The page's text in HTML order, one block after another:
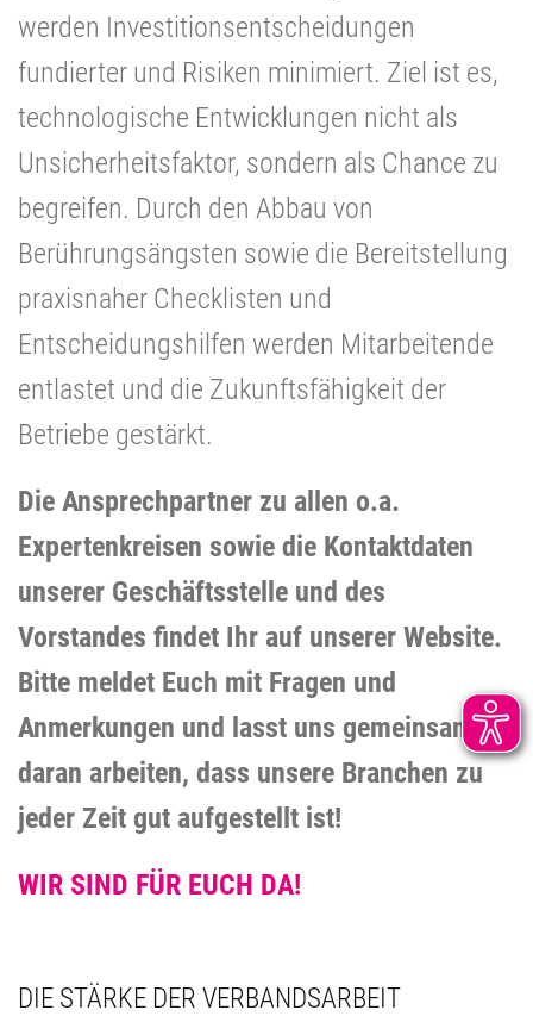
werden Investitionsentscheidungen
fundierter und Risiken minimiert. Ziel ist es,
technologische Entwicklungen nicht als
Unsicherheitsfaktor, sondern als Chance zu
begreifen. Durch den Abbau von
Berührungsängsten sowie die Bereitstellung
praxisnaher Checklisten und
Entscheidungshilfen werden Mitarbeitende
entlastet und die Zukunftsfähigkeit der
Betriebe gestärkt.
Die Ansprechpartner zu allen o.a.
Expertenkreisen sowie die Kontaktdaten
unserer Geschäftsstelle und des
Vorstandes findet Ihr auf unserer Website.
Bitte meldet Euch mit Fragen und
Anmerkungen und lasst uns gemeinsam
daran arbeiten, dass unsere Branchen zu
jeder Zeit gut aufgestellt ist!
WIR SIND FÜR EUCH DA!
DIE STÄRKE DER VERBANDSARBEIT